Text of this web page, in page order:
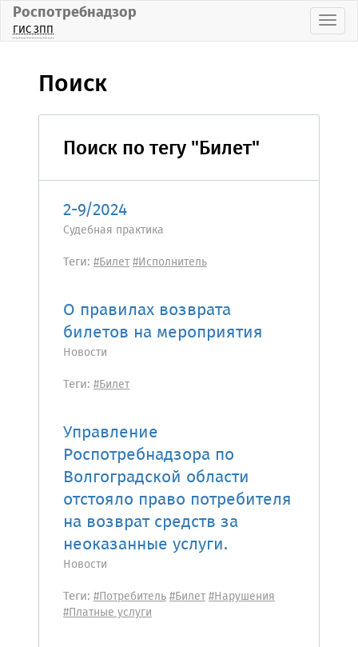
Роспотребнадзор
ГИС ЗПП
Поиск
Поиск по тегу "Билет"
2-9/2024
Судебная практика
Теги: #Билет#Исполнитель
О правилах возврата
билетов на мероприятия
Новости
Теги: #Билет
Управление
Роспотребнадзора по
Волгоградской области
отстояло право потребителя
на возврат средств за
неоказанные услуги.
Новости
Теги: #Потребитель#Билет#Нарушения
#Платные услуги